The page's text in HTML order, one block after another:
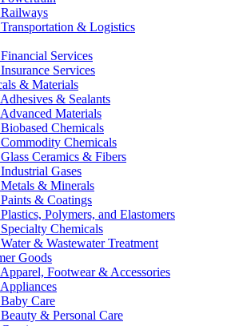
Railways
Transportation & Logistics
Financial Services
Insurance Services
& Materials
Adhesives & Sealants
Advanced Materials
Biobased Chemicals
Commodity Chemicals
Glass Ceramics & Fibers
Industrial Gases
Metals & Minerals
Paints & Coatings
Plastics, Polymers, and Elastomers
Specialty Chemicals
Water & Wastewater Treatment
Goods
Apparel, Footwear & Accessories
Appliances
Baby Care
Beauty & Personal Care